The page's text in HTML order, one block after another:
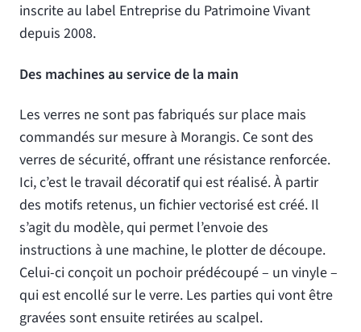
inscrite au label Entreprise du Patrimoine Vivant
depuis 2008.
Des machines au service de la main
Les verres ne sont pas fabriqués sur place mais
commandés sur mesure à Morangis. Ce sont des
verres de sécurité, offrant une résistance renforcée.
Ici, c’est le travail décoratif qui est réalisé. À partir
des motifs retenus, un fichier vectorisé est créé. Il
s’agit du modèle, qui permet l’envoie des
instructions à une machine, le plotter de découpe.
Celui-ci conçoit un pochoir prédécoupé – un vinyle –
qui est encollé sur le verre. Les parties qui vont être
gravées sont ensuite retirées au scalpel.